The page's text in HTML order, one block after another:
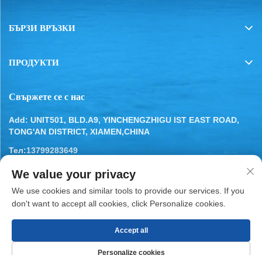
БЪРЗИ ВРЪЗКИ
ПРОДУКТИ
Свържете се с нас
Add: UNIT501, BLD.A9, YINCHENGZHIGU IST EAST ROAD,
TONG'AN DISTRICT, XIAMEN,CHINA
Тел:13799283649
Имейл:
[email protected]
Всички права запазени © 2025 от XIAMEN BESTYN
REFRIGERATION PARTS CO., LTD. Политика за
We value your privacy
We use cookies and similar tools to provide our services. If you
don't want to accept all cookies, click Personalize cookies.
Personalize cookies
Accept all